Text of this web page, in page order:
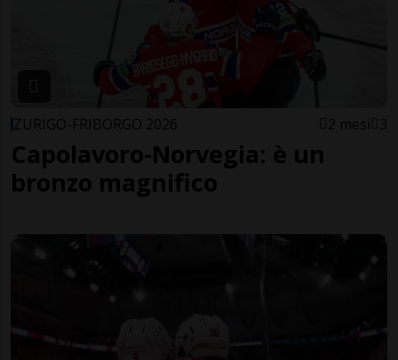
ZURIGO-FRIBORGO 2026 2 mesi 3
Capolavoro-Norvegia: è un
bronzo magnifico